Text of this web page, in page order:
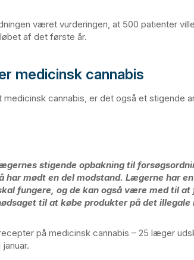
været vurderingen, at 500 patienter
af det første år.
medicinsk cannabis
cannabis, er det også et stigende
stigende opbakning til
har mødt en del modstand. Lægerne har
fungere, og de kan også være med til at
til at købe produkter på det illegale
på medicinsk cannabis – 25 læger